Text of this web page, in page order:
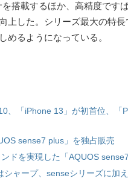
搭載するほか、高精度です
上した。シリーズ最大の特
めるようになっている。
、「iPhone 13」が初首位、「
sense7 plus」を独占販売
ドを実現した「AQUOS sense7
ャープ、senseシリーズに加